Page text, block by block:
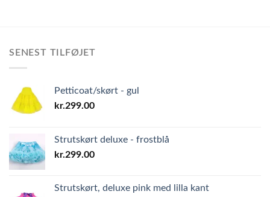
SENEST TILFØJET
Petticoat/skørt - gul
kr.299.00
Strutskørt deluxe - frostblå
kr.299.00
Strutskørt, deluxe pink med lilla kant